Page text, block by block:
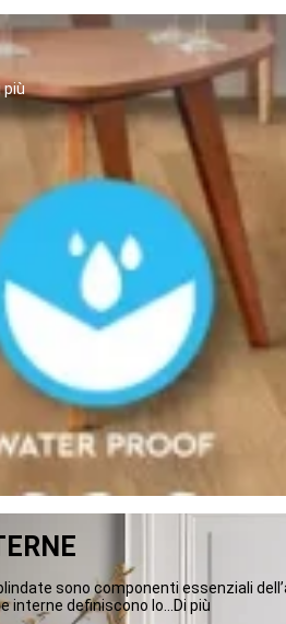
più
sono componenti essenziali
interne definiscono lo...Di più